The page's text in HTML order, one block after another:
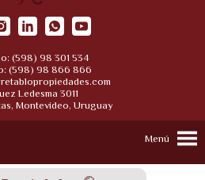
(598) 98 301 534
(598) 98 866 866
Ledesma 3011
Montevideo, Uruguay
Menú